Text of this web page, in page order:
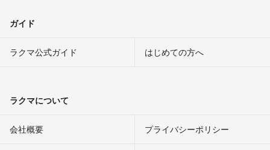
ガイド
ラクマ公式ガイド はじめての方へ
ラクマについて
会社概要 プライバシーポリシー